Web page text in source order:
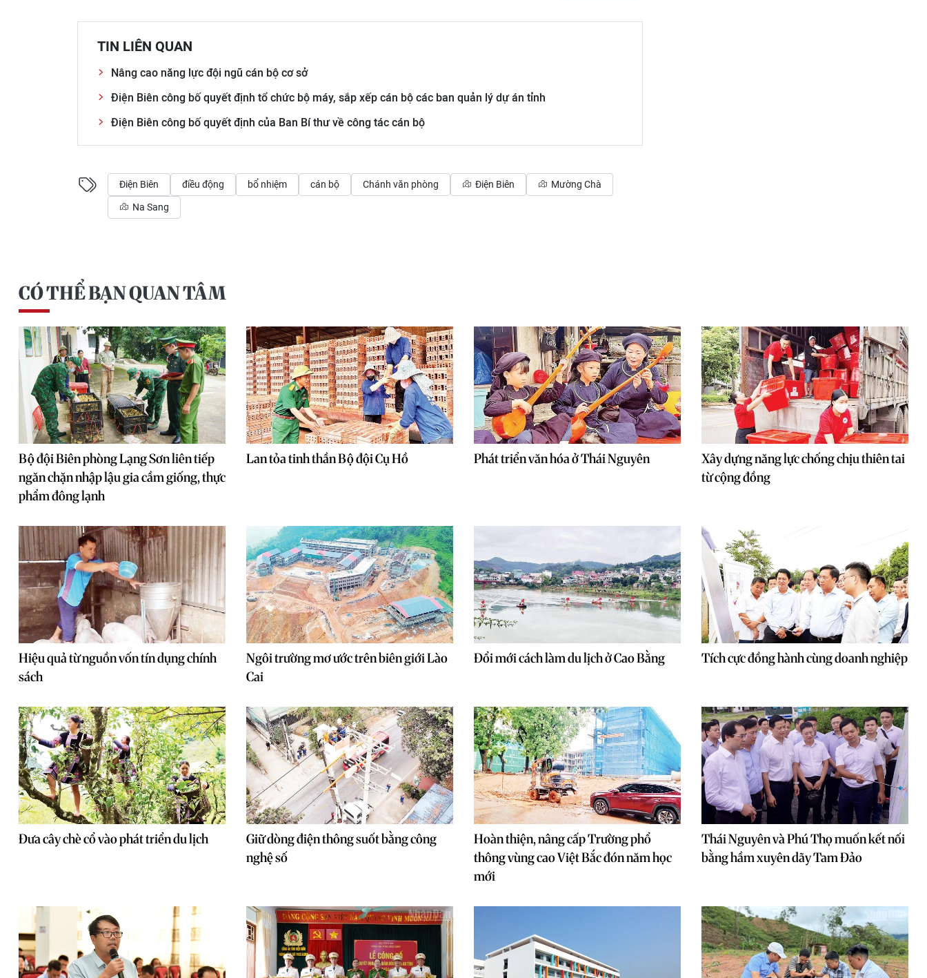
TIN LIÊN QUAN
Nâng cao năng lực đội ngũ cán bộ cơ sở
Điện Biên công bố quyết định tổ chức bộ máy, sắp xếp cán bộ các ban quản lý dự án tỉnh
Điện Biên công bố quyết định của Ban Bí thư về công tác cán bộ
Điện Biên điều động bổ nhiệm cán bộ Chánh văn phòng Điện Biên Mường Chà
Na Sang
CÓ THỂ BẠN QUAN TÂM
Bộ đội Biên phòng Lạng Sơn liên tiếp
ngăn chặn nhập lậu gia cầm giống, thực
phẩm đông lạnh
Lan tỏa tinh thần Bộ đội Cụ Hồ Phát triển văn hóa ở Thái Nguyên
Xây dựng năng lực chống chịu thiên tai
từ cộng đồng
Hiệu quả từ nguồn vốn tín dụng chính
sách
Ngôi trường mơ ước trên biên giới Lào
Cai
Đổi mới cách làm du lịch ở Cao Bằng Tích cực đồng hành cùng doanh nghiệp
Đưa cây chè cổ vào phát triển du lịch
Giữ dòng điện thông suốt bằng công
nghệ số
Hoàn thiện, nâng cấp Trường phổ
thông vùng cao Việt Bắc đón năm học
mới
Thái Nguyên và Phú Thọ muốn kết nối
bằng hầm xuyên dãy Tam Đảo